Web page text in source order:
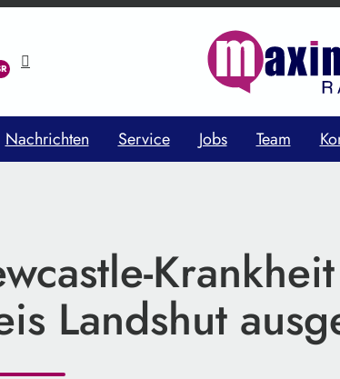
Nachrichten Service Jobs Team
Landshut